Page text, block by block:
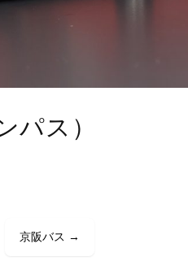
パス）
京阪バス →